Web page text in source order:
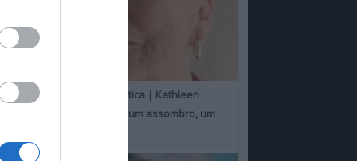
Um Toque Familiar, a Crítica | Kathleen
Chalfant é um espanto, um assombro, um